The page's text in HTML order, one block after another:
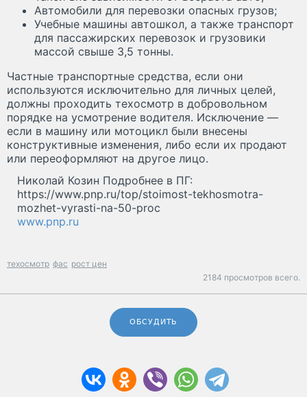
Автомобили для перевозки опасных грузов;
Учебные машины автошкол, а также транспорт
для пассажирских перевозок и грузовики
массой свыше 3,5 тонны.
Частные транспортные средства, если они
используются исключительно для личных целей,
должны проходить техосмотр в добровольном
порядке на усмотрение водителя. Исключение —
если в машину или мотоцикл были внесены
конструктивные изменения, либо если их продают
или переоформляют на другое лицо.
Николай Козин Подробнее в ПГ:
https://www.pnp.ru/top/stoimost-tekhosmotra-
mozhet-vyrasti-na-50-proc
www.pnp.ru
техосмотр фас рост цен
2184 просмотров всего.
ОБСУДИТЬ